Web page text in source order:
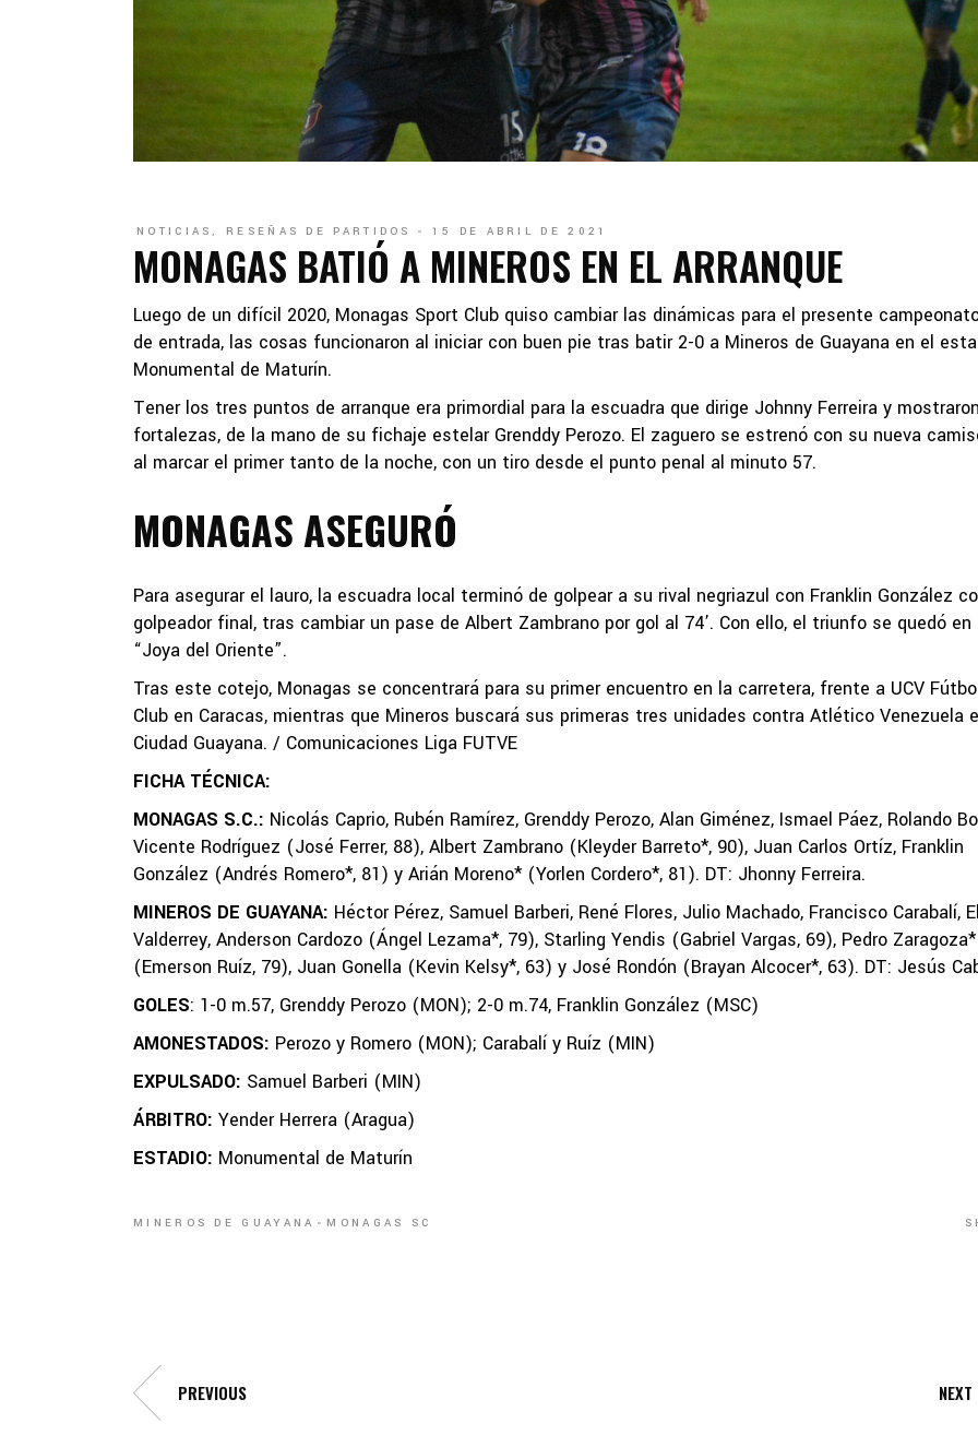
NOTICIAS, RESEÑAS DE PARTIDOS 15 DE ABRIL DE 2021
MONAGAS BATIÓ A MINEROS EN EL ARRANQUE
Luego de un difícil 2020, Monagas Sport Club quiso cambiar las dinámicas para el presente
de entrada, las cosas funcionaron al iniciar con buen pie tras batir 2-0 a Mineros de Guayana en el
Monumental de Maturín.
Tener los tres puntos de arranque era primordial para la escuadra que dirige Johnny Ferreira y
fortalezas, de la mano de su fichaje estelar Grenddy Perozo. El zaguero se estrenó con su nueva
al marcar el primer tanto de la noche, con un tiro desde el punto penal al minuto 57.
MONAGAS ASEGURÓ
Para asegurar el lauro, la escuadra local terminó de golpear a su rival negriazul con Franklin González
golpeador final, tras cambiar un pase de Albert Zambrano por gol al 74’. Con ello, el triunfo se quedó en
“Joya del Oriente”.
Tras este cotejo, Monagas se concentrará para su primer encuentro en la carretera, frente a UCV
Club en Caracas, mientras que Mineros buscará sus primeras tres unidades contra Atlético Venezuela
Ciudad Guayana. / Comunicaciones Liga FUTVE
FICHA TÉCNICA:
MONAGAS S.C.: Nicolás Caprio, Rubén Ramírez, Grenddy Perozo, Alan Giménez, Ismael Páez, Rolando
Vicente Rodríguez (José Ferrer, 88), Albert Zambrano (Kleyder Barreto*, 90), Juan Carlos Ortíz, Franklin
González (Andrés Romero*, 81) y Arián Moreno* (Yorlen Cordero*, 81). DT: Jhonny Ferreira.
MINEROS DE GUAYANA: Héctor Pérez, Samuel Barberi, René Flores, Julio Machado, Francisco Carabalí,
Valderrey, Anderson Cardozo (Ángel Lezama*, 79), Starling Yendis (Gabriel Vargas, 69), Pedro Zaragoza*
(Emerson Ruíz, 79), Juan Gonella (Kevin Kelsy*, 63) y José Rondón (Brayan Alcocer*, 63). DT: Jesús
GOLES: 1-0 m.57, Grenddy Perozo (MON); 2-0 m.74, Franklin González (MSC)
AMONESTADOS: Perozo y Romero (MON); Carabalí y Ruíz (MIN)
EXPULSADO: Samuel Barberi (MIN)
ÁRBITRO: Yender Herrera (Aragua)
ESTADIO: Monumental de Maturín
MINEROS DE GUAYANA MONAGAS SC
PREVIOUS NEXT